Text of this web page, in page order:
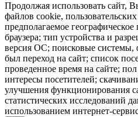
Продолжая использовать сайт,
файлов cookie,
предполагаемое
браузера; тип устройства и
версия ОС; поисковые системы,
был переход на сайт; список
проведенное время на сайте;
интересы посетителей;
улучшения функционирования
статистических исследований
использованием интернет-